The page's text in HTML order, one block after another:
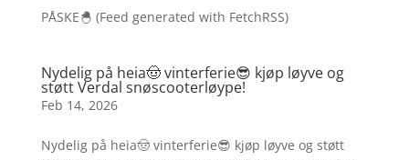
PÅSKE🐣 (Feed generated with FetchRSS)
Nydelig på heia🤠 vinterferie😎 kjøp løyve og
støtt Verdal snøscooterløype!
Feb 14, 2026
Nydelig på heia🤠 vinterferie😎 kjøp løyve og støtt